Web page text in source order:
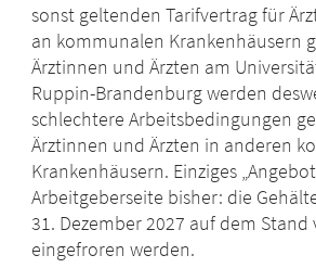
sonst geltenden Tarifvertrag für
an kommunalen Krankenhäusern
Ärztinnen und Ärzten am
Ruppin-Brandenburg werden
schlechtere Arbeitsbedingungen
Ärztinnen und Ärzten in anderen
Krankenhäusern. Einziges
Arbeitgeberseite bisher: die
31. Dezember 2027 auf dem Stand
eingefroren werden.